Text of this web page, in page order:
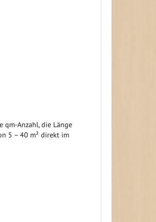
qm-Anzahl, die Länge
5 – 40 m² direkt im